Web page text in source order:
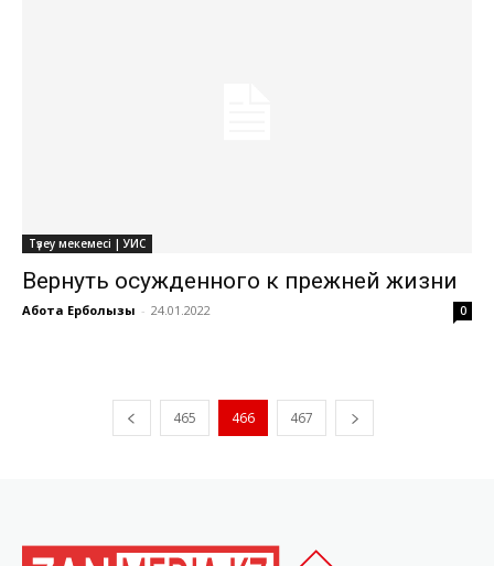
Түзеу мекемесі | УИС
Вернуть осужденного к прежней жизни
Ақбота Ерболқызы - 24.01.2022 0
465 466 467